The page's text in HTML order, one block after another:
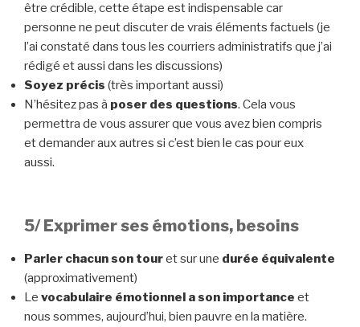
être crédible, cette étape est indispensable car
personne ne peut discuter de vrais éléments factuels (je
l’ai constaté dans tous les courriers administratifs que j’ai
rédigé et aussi dans les discussions)
Soyez précis (très important aussi)
N’hésitez pas à poser des questions. Cela vous
permettra de vous assurer que vous avez bien compris
et demander aux autres si c’est bien le cas pour eux
aussi.
5/ Exprimer ses émotions, besoins
Parler chacun son touret sur une durée équivalente
(approximativement)
Le vocabulaire émotionnel a son importance et
nous sommes, aujourd’hui, bien pauvre en la matière.